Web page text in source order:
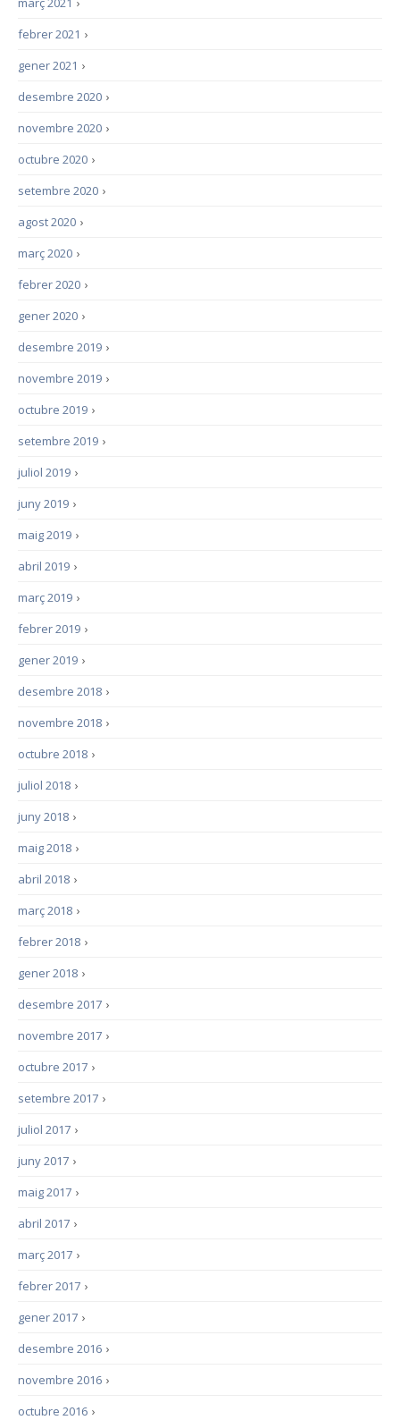
›
febrer 2021
›
gener 2021
›
desembre 2020
›
novembre 2020
›
octubre 2020
›
setembre 2020
›
agost 2020
›
març 2020
›
febrer 2020
›
gener 2020
›
desembre 2019
›
novembre 2019
›
octubre 2019
›
setembre 2019
›
juliol 2019
›
juny 2019
›
maig 2019
›
abril 2019
›
març 2019
›
febrer 2019
›
gener 2019
›
desembre 2018
›
novembre 2018
›
octubre 2018
›
juliol 2018
›
juny 2018
›
maig 2018
›
abril 2018
›
març 2018
›
febrer 2018
›
gener 2018
›
desembre 2017
›
novembre 2017
›
octubre 2017
›
setembre 2017
›
juliol 2017
›
juny 2017
›
maig 2017
›
abril 2017
›
març 2017
›
febrer 2017
›
gener 2017
›
desembre 2016
›
novembre 2016
›
octubre 2016